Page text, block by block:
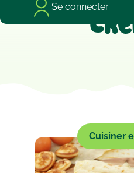
Se connecter
Cuisiner